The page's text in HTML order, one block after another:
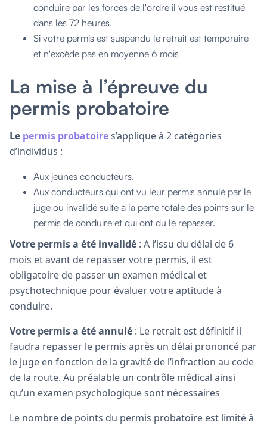
conduire par les forces de l'ordre il vous est restitué
dans les 72 heures.
Si votre permis est suspendu le retrait est temporaire
et n'excède pas en moyenne 6 mois
La mise à l’épreuve du
permis probatoire
Le permis probatoires’applique à 2 catégories
d’individus :
Aux jeunes conducteurs.
Aux conducteurs qui ont vu leur permis annulé par le
juge ou invalidé suite à la perte totale des points sur le
permis de conduire et qui ont du le repasser.
Votre permis a été invalidé : A l’issu du délai de 6
mois et avant de repasser votre permis, il est
obligatoire de passer un examen médical et
psychotechnique pour évaluer votre aptitude à
conduire.
Votre permis a été annulé : Le retrait est définitif il
faudra repasser le permis après un délai prononcé par
le juge en fonction de la gravité de l’infraction au code
de la route. Au préalable un contrôle médical ainsi
qu’un examen psychologique sont nécessaires
Le nombre de points du permis probatoire est limité à